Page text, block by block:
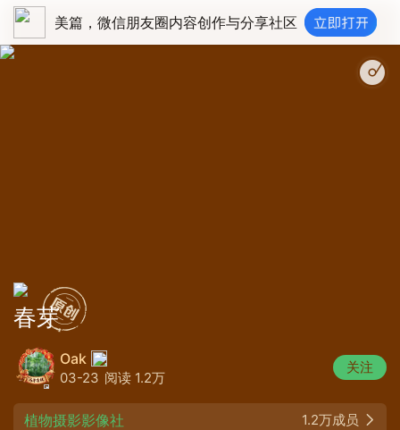
美篇，微信朋友圈内容创作与分享社区
春芽
Oak
03-23 阅读 1.2万
关注
植物摄影影像社 1.2万成员
浪漫抒情自由古风音乐